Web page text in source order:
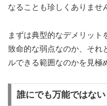
なることも珍しくありませ
まずは典型的なデメリット
致命的な弱点なのか、それ
ルできる範囲なのかを見極
誰にでも万能ではない